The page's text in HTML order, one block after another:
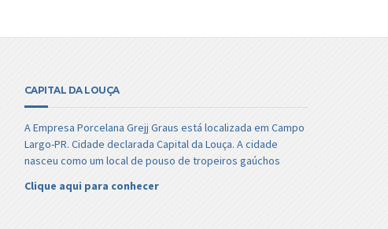
CAPITAL DA LOUÇA
A Empresa Porcelana Grejj Graus está localizada em Campo
Largo-PR. Cidade declarada Capital da Louça. A cidade
nasceu como um local de pouso de tropeiros gaúchos
Clique aqui para conhecer